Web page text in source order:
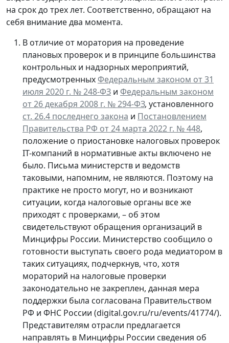
на срок до трех лет. Соответственно, обращают на
себя внимание два момента.
В отличие от моратория на проведение
плановых проверок и в принципе большинства
контрольных и надзорных мероприятий,
предусмотренныхФедеральным законом от 31
июля 2020 г. № 248-ФЗ и Федеральным законом
от 26 декабря 2008 г. № 294-ФЗ, установленного
ст. 26.4 последнего закона и Постановлением
Правительства РФ от 24 марта 2022 г. № 448,
положение о приостановке налоговых проверок
IT-компаний в нормативные акты включено не
было. Письма министерств и ведомств
таковыми, напомним, не являются. Поэтому на
практике не просто могут, но и возникают
ситуации, когда налоговые органы все же
приходят с проверками, – об этом
свидетельствуют обращения организаций в
Минцифры России. Министерство сообщило о
готовности выступать своего рода медиатором в
таких ситуациях, подчеркнув, что, хотя
мораторий на налоговые проверки
законодательно не закреплен, данная мера
поддержки была согласована Правительством
РФ и ФНС России (digital.gov.ru/ru/events/41774/).
Представителям отрасли предлагается
направлять в Минцифры России сведения об